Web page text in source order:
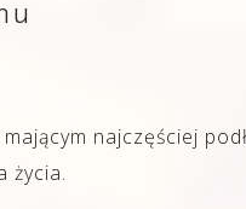
najczęściej
życia.